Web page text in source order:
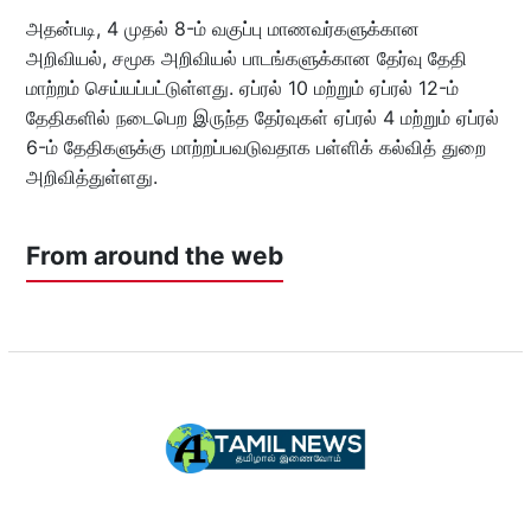
அதன்படி, 4 முதல் 8-ம் வகுப்பு மாணவர்களுக்கான
அறிவியல், சமூக அறிவியல் பாடங்களுக்கான தேர்வு தேதி
மாற்றம் செய்யப்பட்டுள்ளது. ஏப்ரல் 10 மற்றும் ஏப்ரல் 12-ம்
தேதிகளில் நடைபெற இருந்த தேர்வுகள் ஏப்ரல் 4 மற்றும் ஏப்ரல்
6-ம் தேதிகளுக்கு மாற்றப்பவடுவதாக பள்ளிக் கல்வித் துறை
அறிவித்துள்ளது.
From around the web